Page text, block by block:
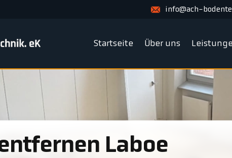
info@ach-
Startseite Über uns
entfernen Laboe